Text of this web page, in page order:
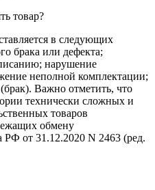
товар?
в следующих
брака или дефекта;
нарушение
неполной комплектации;
Важно отметить, что
технически сложных и
товаров
обмену
РФ от 31.12.2020 N 2463 (ред.